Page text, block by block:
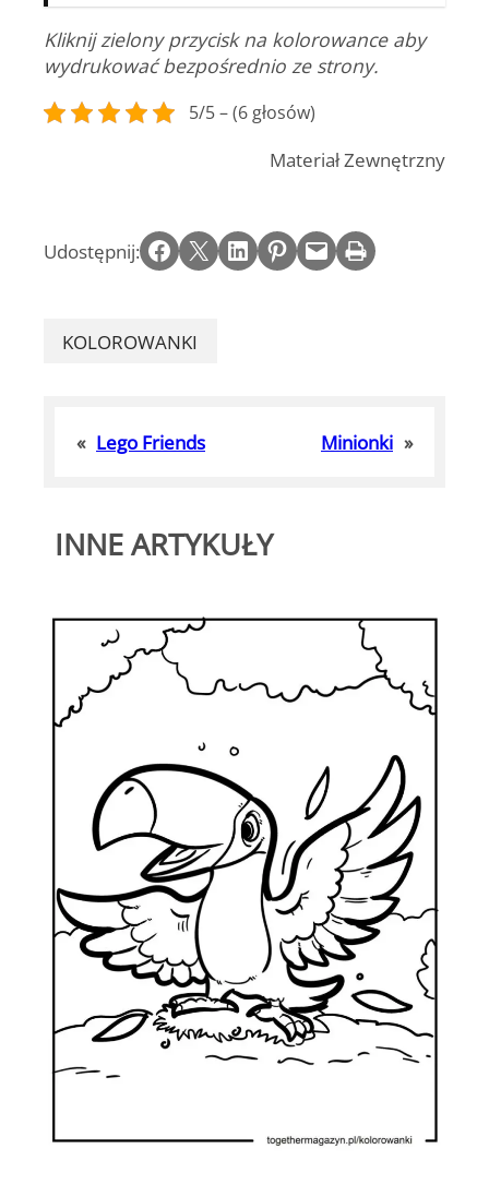
Kliknij zielony przycisk na kolorowance aby
wydrukować bezpośrednio ze strony.
5/5 – (6 głosów)
Materiał Zewnętrzny
Udostępnij: Share on Facebook Email this Page Share on LinkedIn Share on Pinterest Email this Page Print this Page
KOLOROWANKI
« Lego Friends Minionki »
INNE ARTYKUŁY